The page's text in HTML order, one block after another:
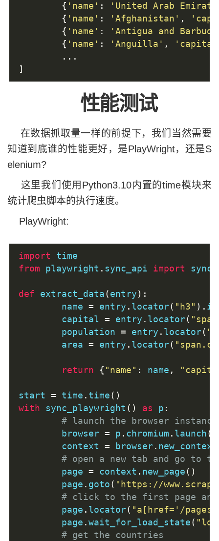
# extract the data
list(map ( extract_data,
quit()
{ 'name' :
'United Arab
{ 'name' : 'Afghanistan' ,
{ 'name' :
'Antigua and
{ 'name' : 'Anguilla' ,
...
]
性能测试
在数据抓取量一样的前提下，我们当然需要
知道到底谁的性能更好，是PlayWright，还是S
elenium?
这里我们使用Python3.10内置的time模块来
统计爬虫脚本的执行速度。
PlayWright:
import time
from playwright . sync_api import
def extract_data(entry):
	name
= entry . locator( "h3" ).
	capital
= entry . locator(
	population
= entry . locator(
	area
= entry . locator(
return { "name" : name ,
start = time . time()
with sync_playwright () as p :
# launch the browser
	browser
= p . chromium . launch()
	context
= browser. new_context
# open a new tab and go to
	page
= context . new_page()
	page
. goto( "https://
# click to the first page
	page
. locator( "a[href='/
	page
.wait_for_load_state(
# get the countries